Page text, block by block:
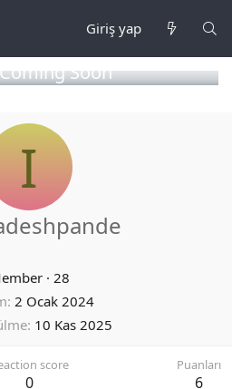
Giriş yap
Soon
I
· 28
2 Ocak 2024
10 Kas 2025
score
0
Puanları
6